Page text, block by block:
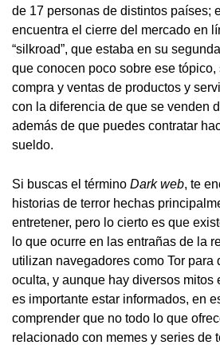
de 17 personas de distintos países;
encuentra el cierre del mercado en
“silkroad”, que estaba en su
que conocen poco sobre ese
compra y ventas de productos y
con la diferencia de que se venden
además de que puedes contratar
sueldo.
Si buscas el término Dark web, te
historias de terror hechas
entretener, pero lo cierto es que
lo que ocurre en las entrañas de la
utilizan navegadores como Tor para
oculta, y aunque hay diversos mitos
es importante estar informados, en
comprender que no todo lo que
relacionado con memes y series de